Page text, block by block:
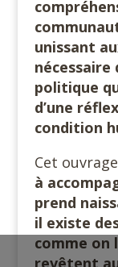
unissant
nécessaire
politique
d’une
condition
Cet
à
prend
il existe
comme on
revêtent